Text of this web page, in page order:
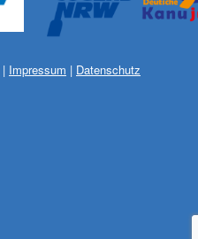
| Impressum | Datenschutz